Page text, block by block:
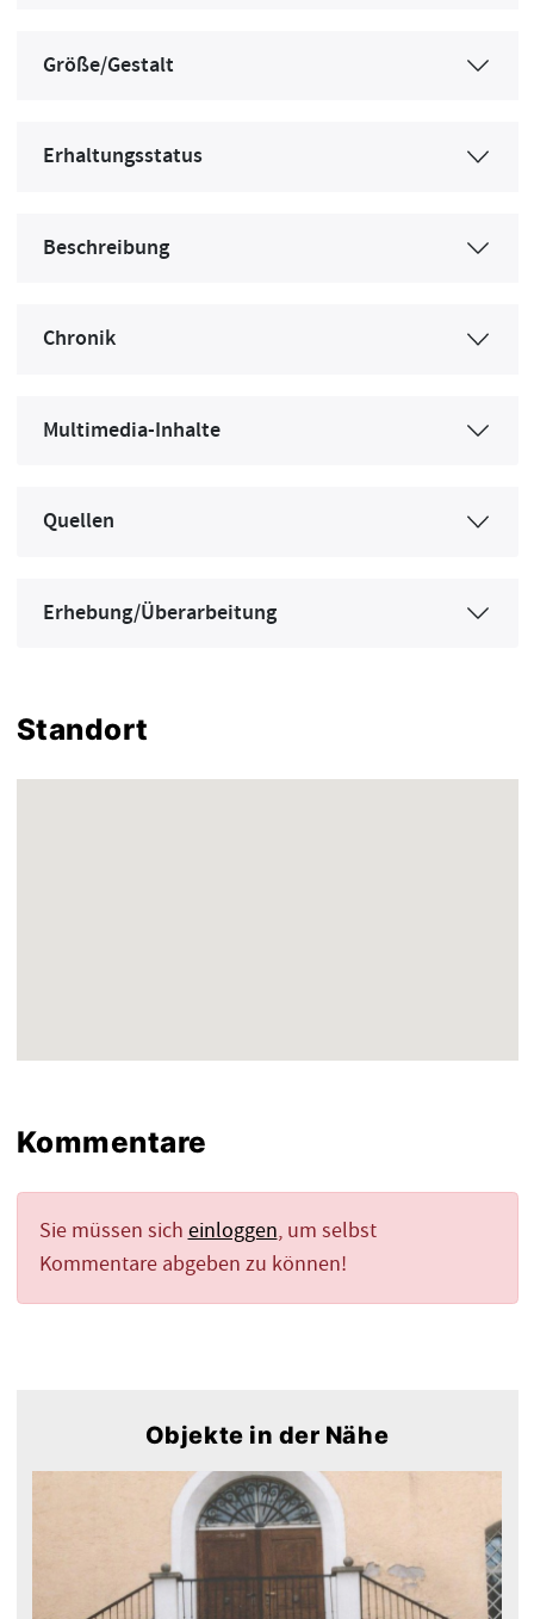
Größe/Gestalt
Erhaltungsstatus
Beschreibung
Chronik
Multimedia-Inhalte
Quellen
Erhebung/Überarbeitung
Standort
Kommentare
Sie müssen sich einloggen, um selbst
Kommentare abgeben zu können!
Objekte in der Nähe